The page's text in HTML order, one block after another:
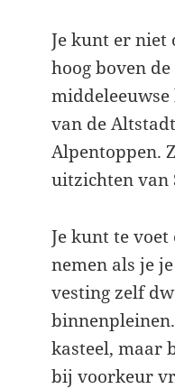
Je kunt er niet
hoog boven
van de
Alpentoppen.
uitzichten van
Je kunt te
nemen als je
vesting zelf
kasteel, maar
bij voorkeur